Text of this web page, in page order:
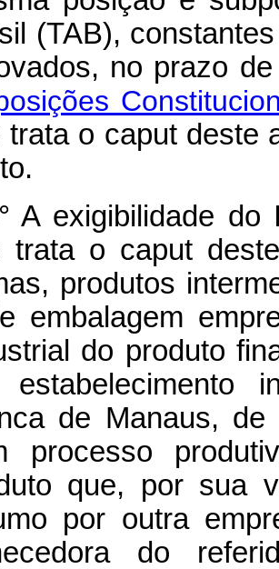
(TAB),
no prazo
trata o caput deste
A exigibilidade do
trata o caput
produtos
embalagem
do produto
estabelecimento
de Manaus,
processo
que, por sua
por outra
do